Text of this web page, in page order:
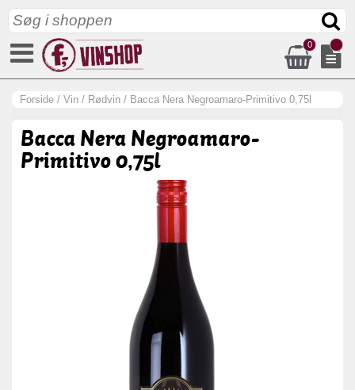
0
Forside / Vin / Rødvin / Bacca Nera Negroamaro-Primitivo 0,75l
Bacca Nera Negroamaro-
Primitivo 0,75l